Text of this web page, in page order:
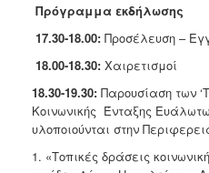
ΤΟΠΟΣ
ΠΟΛΙΤΙΣΜΟΣ
ΑΝΘΕΚΤΙΚΗ
ΠΟΛΗ
Πρόγραμμα εκδήλωσης
17.30-18.00: Προσέλευση –
18.00-18.30: Χαιρετισμοί
18.30-19.30: Παρουσίαση των
Κοινωνικής Ένταξης
υλοποιούνται στην
1. «Τοπικές δράσεις